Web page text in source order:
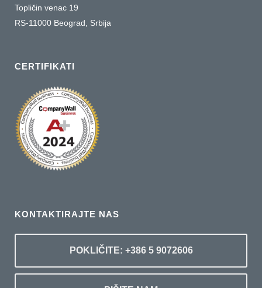
Topličin venac 19
RS-11000 Beograd, Srbija
CERTIFIKATI
KONTAKTIRAJTE NAS
POKLIČITE: +386 5 9072606